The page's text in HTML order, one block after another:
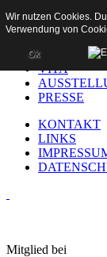
AKTUELL
VITA
PRESSE
KONTAKT
LINKS
Mitglied bei
Wir nutzen Cookies.
Verwendung von
Ok